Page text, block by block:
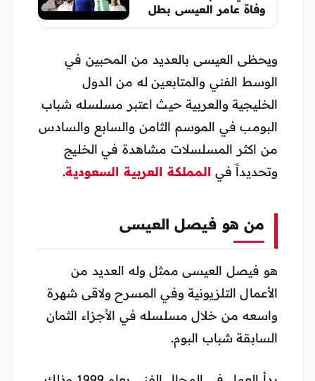
وفاة عامر العيسى بطل
شباب البومب
ويحظى العيسى بالعديد من المحبين في
الوسط الفني والمتابعين له من الدول
الخليجية والعربية حيث اعتبر مسلسله شباب
البومب في الموسم الثامن والسابع والسادس
من اكثر المسلسلات مشاهدة في الخليج
وتحديداً في المملكة العربية السعودية.
من هو فيصل العيسى
هو فيصل العيسى ممثل وله العديد من
الأعمال التلزيونية وفي المسرح ولاقى شهرة
واسعه من خلال مسلسله في الأجزاء الثمان
السابقة شباب البوم.